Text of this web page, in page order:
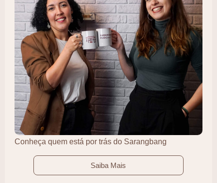
Conheça quem está por trás do Sarangbang
Saiba Mais